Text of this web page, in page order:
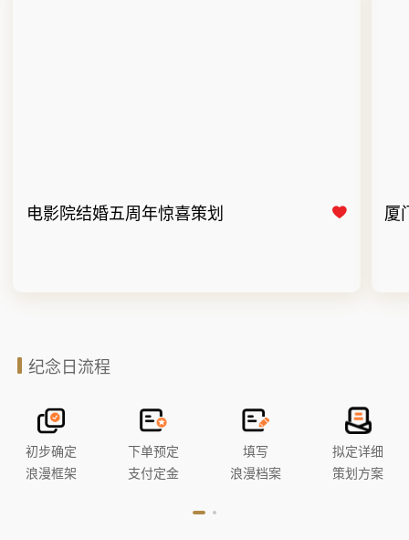
电影院结婚五周年惊喜策划 厦
纪念日流程
初步确定
浪漫框架
下单预定
支付定金
填写
浪漫档案
拟定详细
策划方案